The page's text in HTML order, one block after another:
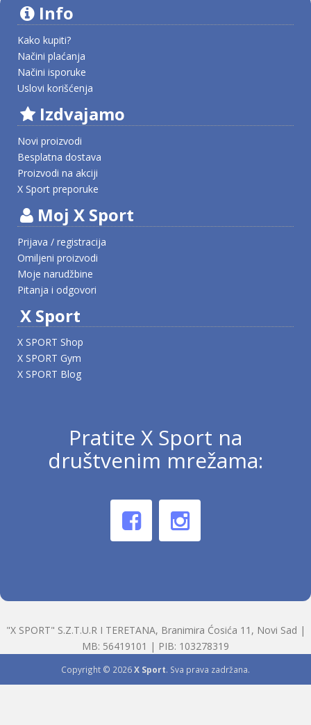
Info
Kako kupiti?
Načini plaćanja
Načini isporuke
Uslovi korišćenja
Izdvajamo
Novi proizvodi
Besplatna dostava
Proizvodi na akciji
X Sport preporuke
Moj X Sport
Prijava / registracija
Omiljeni proizvodi
Moje narudžbine
Pitanja i odgovori
X Sport
X SPORT Shop
X SPORT Gym
X SPORT Blog
Pratite X Sport na
društvenim mrežama:
"X SPORT" S.Z.T.U.R I TERETANA, Branimira Ćosića 11, Novi Sad |
MB: 56419101 | PIB: 103278319
Copyright © 2026X Sport. Sva prava zadržana.